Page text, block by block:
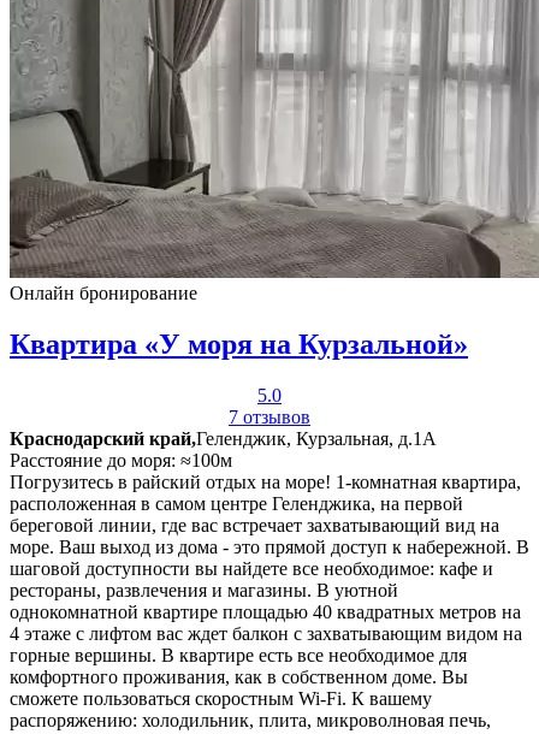
Онлайн бронирование
Квартира «У моря на Курзальной»
5.0
7 отзывов
Краснодарский край,Геленджик, Курзальная, д.1А
Расстояние до моря: ≈100м
Погрузитесь в райский отдых на море! 1-комнатная квартира,
расположенная в самом центре Геленджика, на первой
береговой линии, где вас встречает захватывающий вид на
море. Ваш выход из дома - это прямой доступ к набережной. В
шаговой доступности вы найдете все необходимое: кафе и
рестораны, развлечения и магазины. В уютной
однокомнатной квартире площадью 40 квадратных метров на
4 этаже с лифтом вас ждет балкон с захватывающим видом на
горные вершины. В квартире есть все необходимое для
комфортного проживания, как в собственном доме. Вы
сможете пользоваться скоростным Wi-Fi. К вашему
распоряжению: холодильник, плита, микроволновая печь,